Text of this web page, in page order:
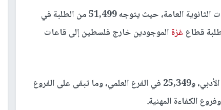
تنطلق غدا السبت امتحانات الثانوية العامة، حيث يتوجه 51,499 من الطلبة في
غزة الموجودين خارج فلسطين إلى قاعات
ويتوزع الطلبة على الفروع كالآتي: 55,751 في الفرع الأدبي، و25,349 في الفرع العلمي، وما تبقى على الفروع
الكفاءة المهنية.